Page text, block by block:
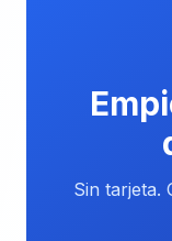
Sin tarjeta.